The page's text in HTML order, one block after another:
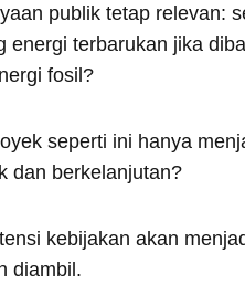
publik tetap relevan:
energi terbarukan jika
fosil?
seperti ini hanya
dan berkelanjutan?
kebijakan akan
diambil.